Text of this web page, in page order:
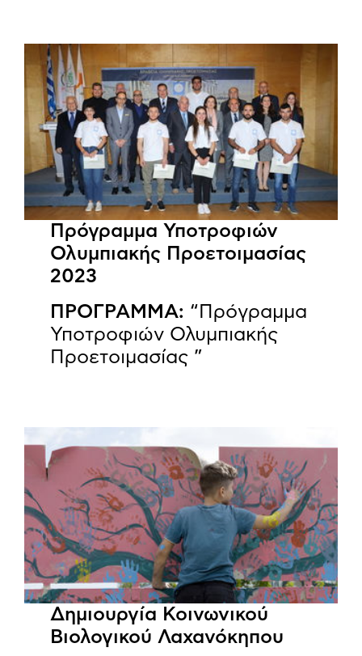
Πρόγραμμα Υποτροφιών
Ολυμπιακής Προετοιμασίας
2023
ΠΡΟΓΡΑΜΜΑ: “Πρόγραμμα
Υποτροφιών Ολυμπιακής
Προετοιμασίας ”
Δημιουργία Κοινωνικού
Βιολογικού Λαχανόκηπου